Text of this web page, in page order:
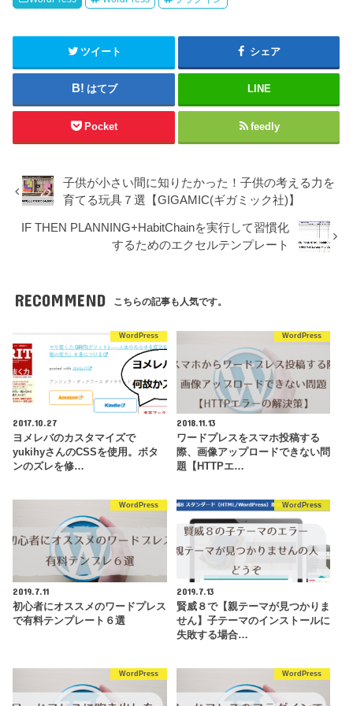
ツイート シェア
はてブ LINE
Pocket feedly
子供が小さい間に知りたかった！子供の考える力を
育てる玩具７選【GIGAMIC(ギガミック社)】
IF THEN PLANNING+HabitChainを実行して習慣化
するためのエクセルテンプレート
RECOMMEND こちらの記事も人気です。
WordPress
2017.10.27
ヨメレバのカスタマイズで
yukihyさんのCSSを使用。ボタ
ンのズレを修…
WordPress
2018.11.13
ワードプレスをスマホ投稿する
際、画像アップロードできない問
題【HTTPエ…
WordPress
2019.7.11
初心者にオススメのワードプレス
で有料テンプレート６選
WordPress
2019.7.13
賢威８で【親テーマが見つかりま
せん】子テーマのインストールに
失敗する場合…
WordPress WordPress